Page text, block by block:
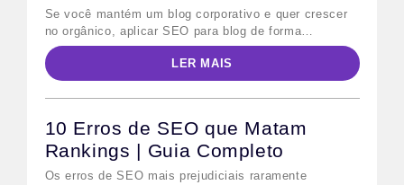
Se você mantém um blog corporativo e quer crescer
no orgânico, aplicar SEO para blog de forma
sistemática é o caminho mais direto. Em 2026,
porém, as regras mudaram: além do Google
tradicional, os modelos de IA generativa — como o
Google AI Overviews e o Bing Copilot — passaram a
LER MAIS
10 Erros de SEO que Matam
Rankings | Guia Completo
Os erros de SEO mais prejudiciais raramente